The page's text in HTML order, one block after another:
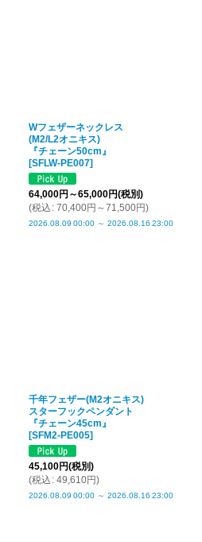
Wフェザーネックレス
(M2/L2オニキス)
『チェーン50cm』
[SFLW-PE007]
64,000円 ～65,000円(税別)
(税込 : 70,400円 ～71,500円)
2026.08.09 00:00 ～ 2026.08.16 23:00
千年フェザー(M2オニキス)
スターフックペンダント
『チェーン45cm』
[SFM2-PE005]
45,100円(税別)
(税込 : 49,610円)
2026.08.09 00:00 ～ 2026.08.16 23:00